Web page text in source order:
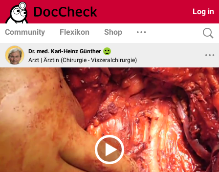
Log in
Community Flexikon Shop
Dr. med. Karl-Heinz Günther
Arzt | Ärztin (Chirurgie - Viszeralchirurgie)